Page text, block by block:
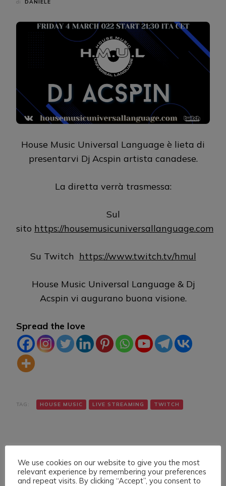
di DANIELE
House Music Universal Language è lieta di
presentarvi Dj Acspin artista canadese.
La diretta verrà trasmessa:
Sul
sito https://housemusicuniversallanguage.com
Su Twitch https://www.twitch.tv/hmul
House Music Universal Language & Dj
Acspin vi augurano buona visione.
Spread the love
TAG: HOUSE MUSIC LIVE STREAMING TWITCH
We use cookies on our website to give you the most
relevant experience by remembering your preferences
and repeat visits. By clicking “Accept”, you consent to